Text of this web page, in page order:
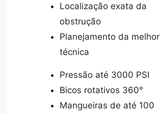
Localização exata da
obstrução
Planejamento da melhor
técnica
Pressão até 3000 PSI
Bicos rotativos 360°
Mangueiras de até 100